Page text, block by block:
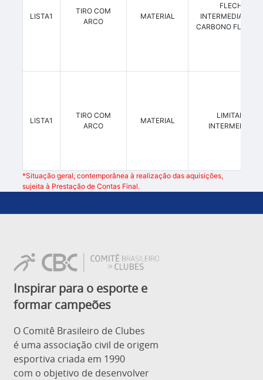
LISTA1
TIRO COM
ARCO
MATERIAL
FLECHAS
INTERMEDIÁRIAS
CARBONO
LISTA1
TIRO COM
ARCO
MATERIAL
LIMITADOR
INTERMEDIÁRIO
*Situação geral, contemporânea à realização das aquisições,
sujeita à Prestação de Contas Final.
Inspirar para o esporte e
formar campeões
O Comitê Brasileiro de Clubes
é uma associação civil de origem
esportiva criada em 1990
com o objetivo de desenvolver